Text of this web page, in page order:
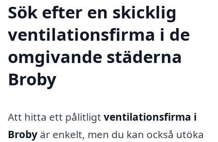
Sök efter en skicklig
ventilationsfirma i de
omgivande städerna
Broby
Att hitta ett pålitligt ventilationsfirma i
Broby är enkelt, men du kan också utöka